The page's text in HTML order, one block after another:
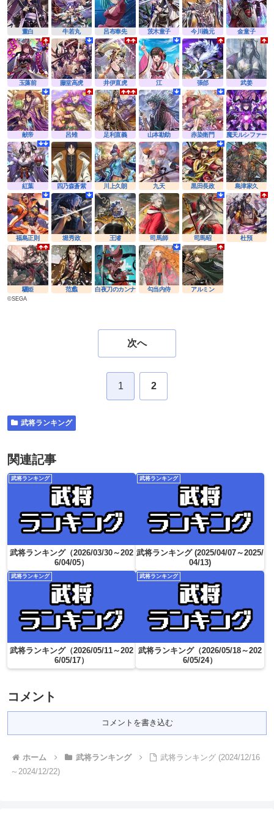
董白 牛若丸 呂布奉先 茨木童子 今川義元 金童子
玉藻前 藤堂高虎 井伊直虎 江 張郃 武姜
献帝 呂雉 足利直義 山本勘助 赤染衛門 魔天ルシファー
紅葉 四乃森蒼紫 川上久朗 九天 黒田長政 島津家久
福島正則 堀秀政 王濬 司馬師 司馬昭 杜預
驪姫 范蠡 白夜刀のカンナ 勾当内侍 アルミン
©SEGA
次へ
1 2
武将ランキング
関連記事
武将ランキング
武将ランキング（2026/03/30～202
6/04/05）
武将ランキング
武将ランキング (2025/04/07～2025/
04/13)
武将ランキング
武将ランキング（2026/05/11～202
6/05/17）
武将ランキング
武将ランキング（2026/05/18～202
6/05/24）
コメント
コメントを書き込む
ホーム 武将ランキング
武将ランキング (2024/12/16
～2024/12/22)